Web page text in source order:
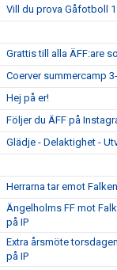
Vill du prova Gåfotboll
Grattis till alla ÄFF:are
Coerver summercamp
Hej på er!
Följer du ÄFF på
Glädje - Delaktighet -
Herrarna tar emot
Ängelholms FF mot
på IP
Extra årsmöte
på IP